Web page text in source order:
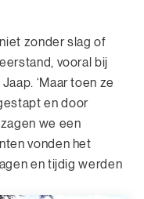
zonder slag of
vooral bij
‘Maar toen ze
en door
we een
vonden het
en tijdig werden